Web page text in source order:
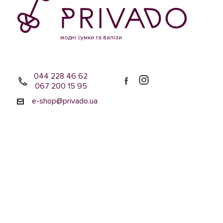
модні сумки та валізи
044 228 46 62
067 200 15 95
e-shop@privado.ua